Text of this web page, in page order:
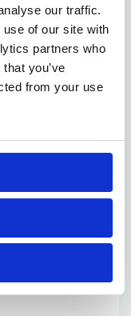
our traffic.
of our site with
partners who
you’ve
from your use
functie, herken
, bij
relevante
en TIG-lassen
je vindt het
snel en efficiënt
ingesteld en